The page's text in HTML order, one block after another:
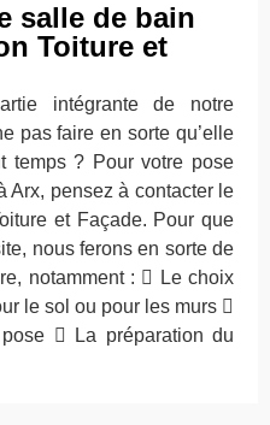
salle de bain
Toiture et
intégrante de notre
pas faire en sorte qu’elle
temps ? Pour votre pose
Arx, pensez à contacter le
et Façade. Pour que
nous ferons en sorte de
notamment :  Le choix
le sol ou pour les murs 
 La préparation du